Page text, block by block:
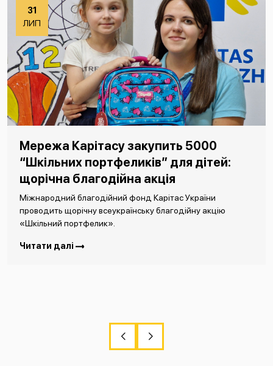
31
ЛИП
Мережа Карітасу закупить 5000
“Шкільних портфеликів” для дітей:
щорічна благодійна акція
Міжнародний благодійний фонд Карітас України
проводить щорічну всеукраїнську благодійну акцію
«Шкільний портфелик».
Читати далі